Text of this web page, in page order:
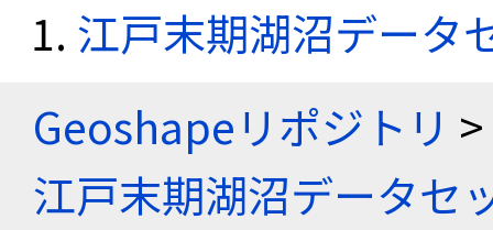
江戸末期湖沼データ
Geoshapeリポジトリ >
江戸末期湖沼データセ